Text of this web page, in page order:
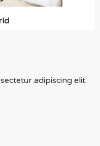
adipiscing elit.